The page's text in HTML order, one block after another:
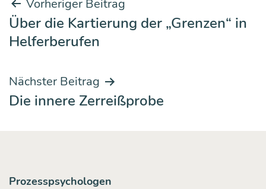
Beitrags-
Navigation
Vorheriger Beitrag
Über die Kartierung der „Grenzen“ in
Helferberufen
Nächster Beitrag
Die innere Zerreißprobe
Prozesspsychologen